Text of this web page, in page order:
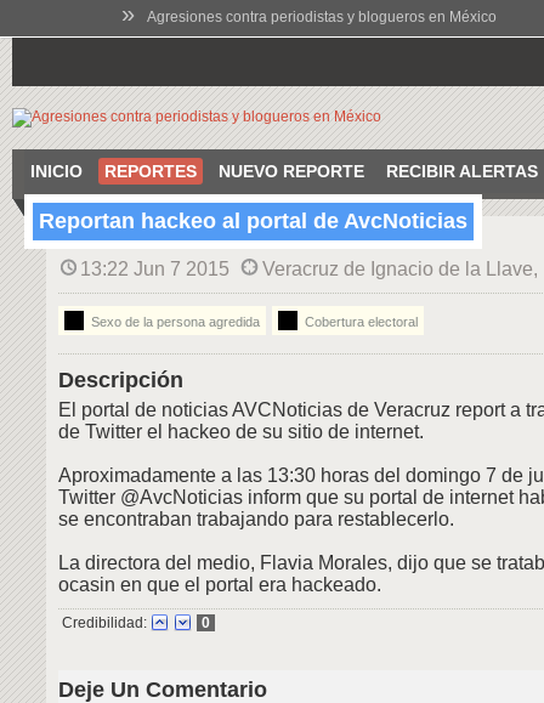
» Agresiones contra periodistas y blogueros en México
INICIO REPORTES NUEVO REPORTE RECIBIR ALERTAS
Reportan hackeo al portal de AvcNoticias
13:22 Jun 7 2015 Veracruz de Ignacio de la Llave,
Sexo de la persona agredida Cobertura electoral
Descripción
El portal de noticias AVCNoticias de Veracruz report a
de Twitter el hackeo de su sitio de internet.
Aproximadamente a las 13:30 horas del domingo 7 de
Twitter @AvcNoticias inform que su portal de internet
se encontraban trabajando para restablecerlo.
La directora del medio, Flavia Morales, dijo que se
ocasin en que el portal era hackeado.
Credibilidad: 0
Deje Un Comentario